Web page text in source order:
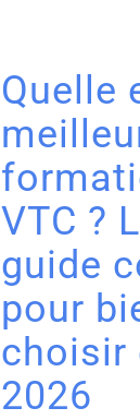
Quelle
VTC ?
guide
pour
choisir
2026